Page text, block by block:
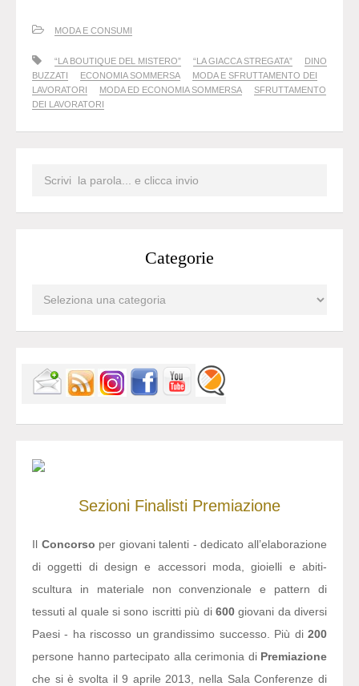
MODA E CONSUMI
“LA BOUTIQUE DEL MISTERO” “LA GIACCA STREGATA”
DINO
BUZZATI
ECONOMIA SOMMERSA
MODA E SFRUTTAMENTO DEI
LAVORATORI
MODA ED ECONOMIA SOMMERSA
SFRUTTAMENTO
DEI LAVORATORI
Categorie
Sezioni Finalisti Premiazione
Il Concorso per giovani talenti - dedicato all’elaborazione
di oggetti di design e accessori moda, gioielli e abiti-
scultura in materiale non convenzionale e pattern di
tessuti al quale si sono iscritti più di 600giovani da diversi
Paesi - ha riscosso un grandissimo successo. Più di 200
persone hanno partecipato alla cerimonia di Premiazione
che si è svolta il 9 aprile 2013, nella Sala Conferenze di